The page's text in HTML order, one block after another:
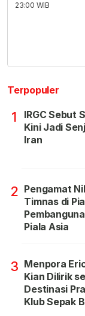
23:00 WIB
Terpopuler
1
IRGC Sebut
Kini Jadi
Iran
2 Pengamat
Timnas di
Piala Asia
3 Menpora
Kian Dilirik
Destinasi
Klub Sepak